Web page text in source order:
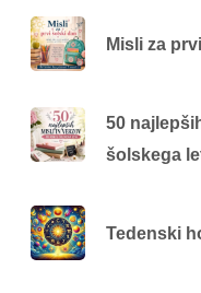
Misli za
50
šolskega
Tedenski